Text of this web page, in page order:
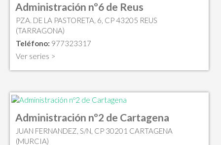
Administración nº6 de Reus
PZA. DE LA PASTORETA, 6, CP 43205 REUS
(TARRAGONA)
Teléfono: 977323317
Ver series >
Administración nº2 de Cartagena
JUAN FERNANDEZ, S/N, CP 30201 CARTAGENA
(MURCIA)